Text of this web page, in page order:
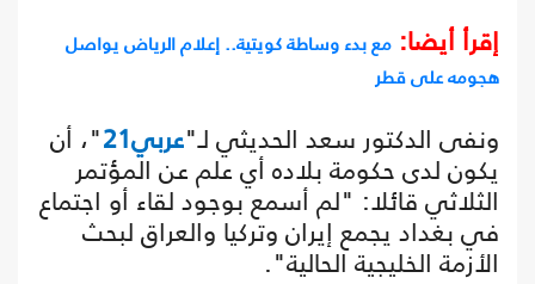
إقرأ أيضا: مع بدء وساطة كويتية.. إعلام الرياض يواصل
هجومه على قطر
ونفى الدكتور سعد الحديثي لـ"عربي21 "، أن
يكون لدى حكومة بلاده أي علم عن المؤتمر
الثلاثي قائلا: "لم أسمع بوجود لقاء أو اجتماع
في بغداد يجمع إيران وتركيا والعراق لبحث
الأزمة الخليجية الحالية".